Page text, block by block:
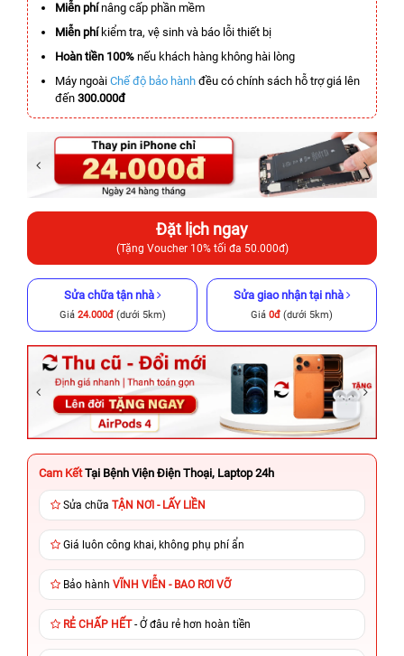
Miễn phínâng cấp phần mềm
Miễn phíkiểm tra, vệ sinh và báo lỗi thiết bị
Hoàn tiền 100% nếu khách hàng không hài lòng
Máy ngoài Chế độ bảo hành đều có chính sách hỗ trợ giá lên
đến 300.000đ
Đặt lịch ngay
(Tặng Voucher 10% tối đa 50.000đ)
Sửa chữa tận nhà
Giá 24.000đ(dưới 5km)
Sửa giao nhận tại nhà
Giá 0đ (dưới 5km)
Cam Kết Tại Bệnh Viện Điện Thoại, Laptop 24h
Sửa chữa TẬN NƠI - LẤY LIỀN
Giá luôn công khai, không phụ phí ẩn
Bảo hành VĨNH VIỄN - BAO RƠI VỠ
RẺ CHẤP HẾT- Ở đâu rẻ hơn hoàn tiền